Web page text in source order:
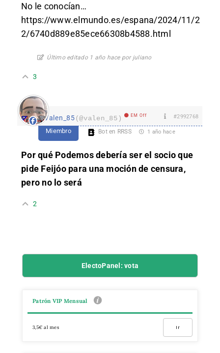
No le conocían…
https://www.elmundo.es/espana/2024/11/2
2/6740d889e85ece66308b4588.html
Último editado 1 año hace por juliano
3
Valen_85(@valen_85) EM Off #2992768
Miembro Bot en RRSS 1 año hace
Por qué Podemos debería ser el socio que
pide Feijóo para una moción de censura,
pero no lo será
2
ElectoPanel: vota
Patrón VIP Mensual
3,5€ al mes Ir